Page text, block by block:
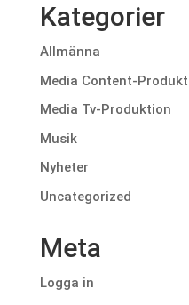
Kategorier
Allmänna
Media Content-
Media Tv-Produktion
Musik
Nyheter
Uncategorized
Meta
Logga in